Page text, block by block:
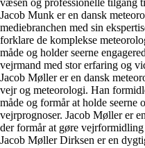
Jacob Munk er en dansk
mediebranchen med sin
forklare de komplekse
måde og holder seerne
vejrmand med stor erfaring og
Jacob Møller er en dansk
vejr og meteorologi. Han
måde og formår at holde seerne
vejrprognoser. Jacob Møller er
der formår at gøre
Jacob Møller Dirksen er en